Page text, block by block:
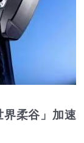
柔谷」加速